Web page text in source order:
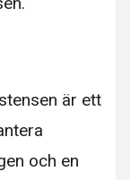
är ett
och en